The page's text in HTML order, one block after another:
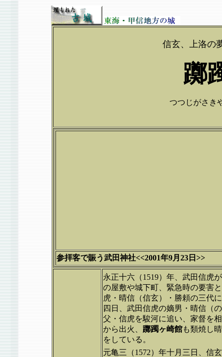
信玄、上洛
躑
つつじがさき
参拝客で賑う武田神社<<2001年9月23日>>
永正十六（1519）年、武田信虎
の屋敷や城下町、緊急時の要害
虎・晴信（信玄）・勝頼の三代
四日、武田信虎の嫡男・晴信（
父・信虎を駿河に追い、家督を
から出火、 躑躅ヶ崎館も類焼し
をしている。
元亀三（1572）年十月三日、信